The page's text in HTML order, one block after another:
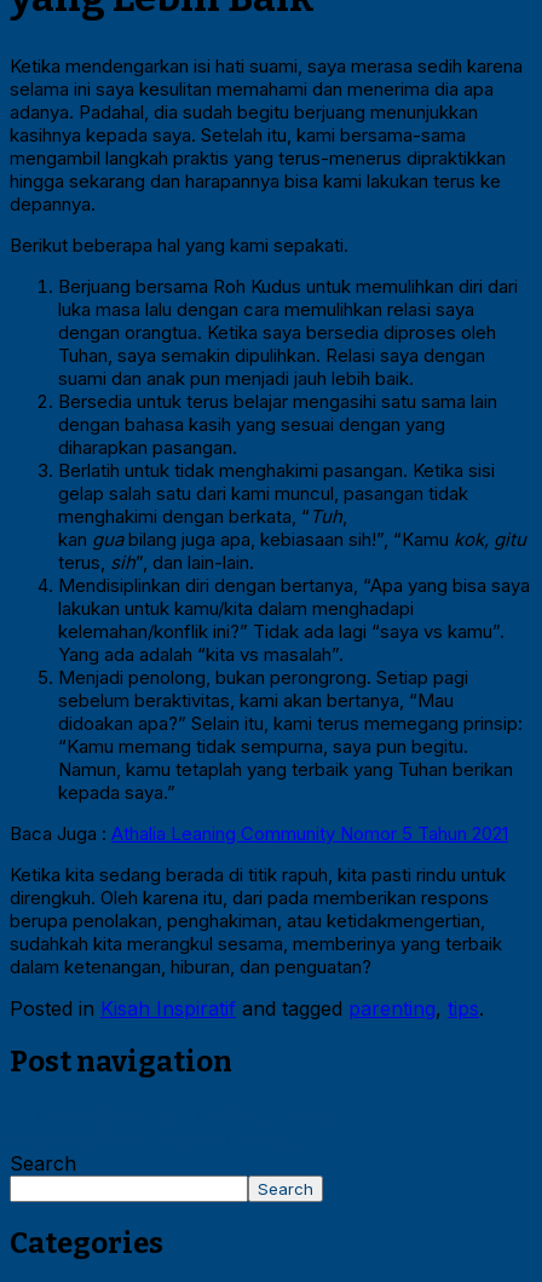
Ketika mendengarkan isi hati suami, saya merasa sedih karena
selama ini saya kesulitan memahami dan menerima dia apa
adanya. Padahal, dia sudah begitu berjuang menunjukkan
kasihnya kepada saya. Setelah itu, kami bersama-sama
mengambil langkah praktis yang terus-menerus dipraktikkan
hingga sekarang dan harapannya bisa kami lakukan terus ke
depannya.
Berikut beberapa hal yang kami sepakati.
Berjuang bersama Roh Kudus untuk memulihkan diri dari
luka masa lalu dengan cara memulihkan relasi saya
dengan orangtua. Ketika saya bersedia diproses oleh
Tuhan, saya semakin dipulihkan. Relasi saya dengan
suami dan anak pun menjadi jauh lebih baik.
Bersedia untuk terus belajar mengasihi satu sama lain
dengan bahasa kasih yang sesuai dengan yang
diharapkan pasangan.
Berlatih untuk tidak menghakimi pasangan. Ketika sisi
gelap salah satu dari kami muncul, pasangan tidak
menghakimi dengan berkata, “ Tuh,
kan guabilang juga apa, kebiasaan sih!”, “Kamu kok, gitu
terus, sih”, dan lain-lain.
Mendisiplinkan diri dengan bertanya, “Apa yang bisa saya
lakukan untuk kamu/kita dalam menghadapi
kelemahan/konflik ini?” Tidak ada lagi “saya vs kamu”.
Yang ada adalah “kita vs masalah”.
Menjadi penolong, bukan perongrong. Setiap pagi
sebelum beraktivitas, kami akan bertanya, “Mau
didoakan apa?” Selain itu, kami terus memegang prinsip:
“Kamu memang tidak sempurna, saya pun begitu.
Namun, kamu tetaplah yang terbaik yang Tuhan berikan
kepada saya.”
Baca Juga : Athalia Leaning Community Nomor 5 Tahun 2021
Ketika kita sedang berada di titik rapuh, kita pasti rindu untuk
direngkuh. Oleh karena itu, dari pada memberikan respons
berupa penolakan, penghakiman, atau ketidakmengertian,
sudahkah kita merangkul sesama, memberinya yang terbaik
dalam ketenangan, hiburan, dan penguatan?
Posted in Kisah Inspiratif and tagged parenting, tips.
Post navigation
Search
Search
Categories